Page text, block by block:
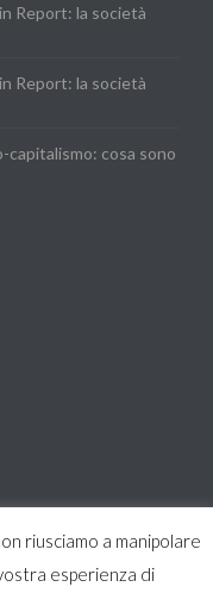
Report: la società
Report: la società
cosa sono
riusciamo a manipolare
esperienza di